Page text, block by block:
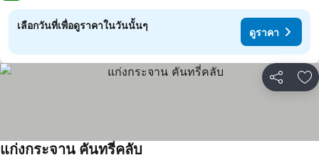
เลือกวันที่เพื่อดูราคาในวันนั้นๆ
ดูราคา
แชร์ เ
แก่งกระจาน คันทรี่คลับ